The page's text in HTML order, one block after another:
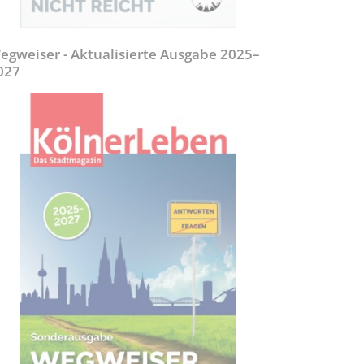
- Aktualisierte Ausgabe 2025–